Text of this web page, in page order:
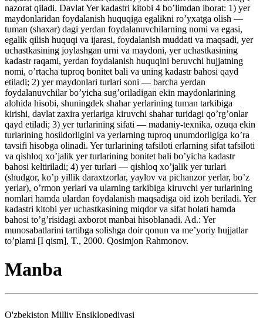
nazorat qiladi. Davlat Yer kadastri kitobi 4 bo’limdan iborat: 1) yer
maydonlaridan foydalanish huquqiga egalikni ro’yxatga olish —
tuman (shaxar) dagi yerdan foydalanuvchilarning nomi va egasi,
egalik qilish huquqi va ijarasi, foydalanish muddati va maqsadi, yer
uchastkasining joylashgan urni va maydoni, yer uchastkasining
kadastr raqami, yerdan foydalanish huquqini beruvchi hujjatning
nomi, o’rtacha tuproq bonitet bali va uning kadastr bahosi qayd
etiladi; 2) yer maydonlari turlari soni — barcha yerdan
foydalanuvchilar bo’yicha sug’oriladigan ekin maydonlarining
alohida hisobi, shuningdek shahar yerlarining tuman tarkibiga
kirishi, davlat zaxira yerlariga kiruvchi shahar turidagi qo’rg’onlar
qayd etiladi; 3) yer turlarining sifati — madaniy-texnika, ozuqa ekin
turlarining hosildorligini va yerlarning tuproq unumdorligiga ko’ra
tavsifi hisobga olinadi. Yer turlarining tafsiloti erlarning sifat tafsiloti
va qishloq xo’jalik yer turlarining bonitet bali bo’yicha kadastr
bahosi keltiriladi; 4) yer turlari — qishloq xo’jalik yer turlari
(shudgor, ko’p yillik daraxtzorlar, yaylov va pichanzor yerlar, bo’z
yerlar), o’rmon yerlari va ularning tarkibiga kiruvchi yer turlarining
nomlari hamda ulardan foydalanish maqsadiga oid izoh beriladi. Yer
kadastri kitobi yer uchastkasining miqdor va sifat holati hamda
bahosi to’g’risidagi axborot manbai hisoblanadi. Ad.: Yer
munosabatlarini tartibga solishga doir qonun va me’yoriy hujjatlar
to’plami [I qism], T., 2000. Qosimjon Rahmonov.
Manba
O'zbekiston Milliy Ensiklopediyasi